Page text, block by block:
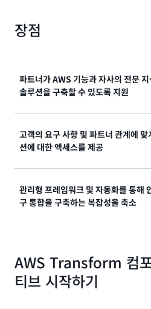
장점
파트너가 AWS 기능과 자사의 전문
솔루션을 구축할 수 있도록 지원
GSI, ISV, 시스템 통합자가 전
론을 AWS Transform의 에이전
고객의 요구 사항 및 파트너 관계에
션에 대한 액세스를 제공
고객이 AWS Transform의 지능
플로의 이점을 활용하면서 선호
관리형 프레임워크 및 자동화를 통해
구 통합을 구축하는 복잡성을 축소
된 데이터 교환 메커니즘을 통
축하는 복잡성을 제거합니다.
AWS Transform 컴
티브 시작하기